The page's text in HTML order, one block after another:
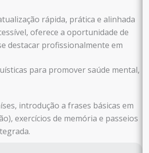
rápida, prática e alinhada
oferece a oportunidade de
destacar profissionalmente em
para promover saúde mental,
introdução a frases básicas em
exercícios de memória e passeios